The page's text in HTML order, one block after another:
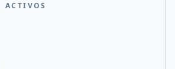
ACTIVOS